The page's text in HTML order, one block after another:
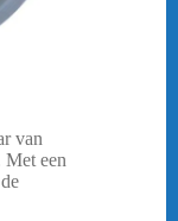
van
een